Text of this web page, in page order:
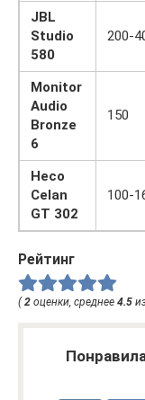
JBL
Studio
580
200-
Monitor
Audio
Bronze
6
150
Heco
Celan
GT 302
100-
Рейтинг
(2 оценки, среднее 4.5